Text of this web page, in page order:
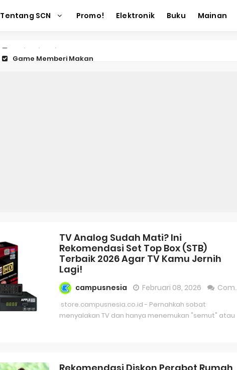
Tentang SCN Promo! Elektronik Buku Mainan
Game Memberi Makan
Game Stickman 2
Game Stickman 1
Game Labirin Versi 2
Game Labirin Versi 1
Game Space Impact II
TV Analog Sudah Mati? Ini
Rekomendasi Set Top Box (STB)
Terbaik 2026 Agar TV Kamu Jernih
Lagi!
campusnesia Februari 08, 2026 Comment
store.campusnesia.co.id - Pernahkah sobat
menyalakan TV dan hanya menemukan "semut" atau